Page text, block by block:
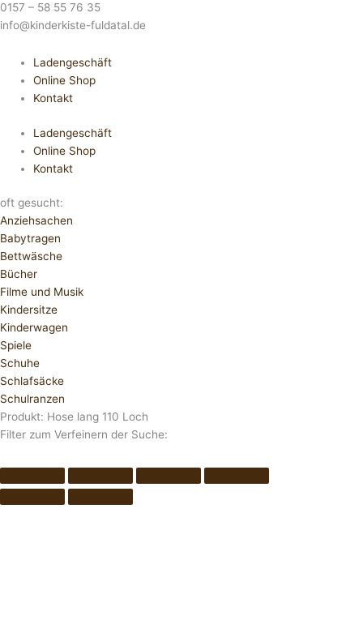
0157 – 58 55 76 35
info@kinderkiste-fuldatal.de
Ladengeschäft
Online Shop
Kontakt
Ladengeschäft
Online Shop
Kontakt
oft gesucht:
Anziehsachen
Babytragen
Bettwäsche
Bücher
Filme und Musik
Kindersitze
Kinderwagen
Spiele
Schuhe
Schlafsäcke
Schulranzen
Produkt: Hose lang 110 Loch
Filter zum Verfeinern der Suche: